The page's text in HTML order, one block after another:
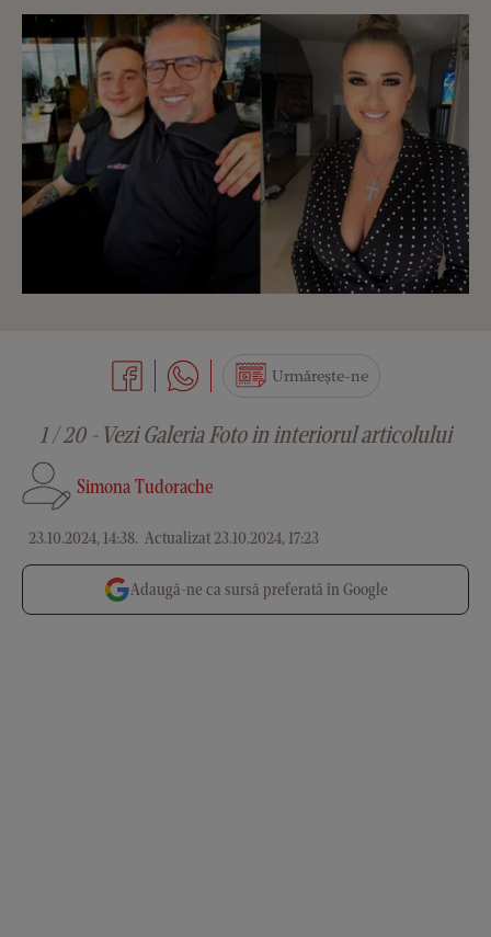
Simona Tudorache
23.10.2024, 14:38. Actualizat 23.10.2024, 17:23
Urmărește-ne
1 / 20 - Vezi Galeria Foto in interiorul articolului
Adaugă-ne ca sursă preferată în Google